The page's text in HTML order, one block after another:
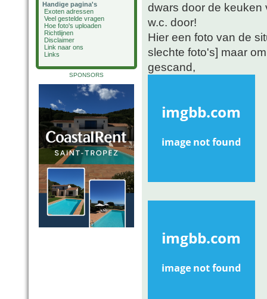
Handige pagina's
Exoten adressen
Veel gestelde vragen
Hoe foto's uploaden
Richtlijnen
Disclaimer
Link naar ons
Links
SPONSORS
dwars door de keuken
w.c. door!
Hier een foto van de
slechte foto's] maar
gescand,